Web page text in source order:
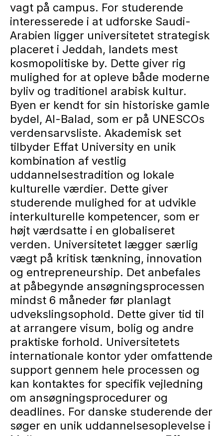
vagt på campus. For studerende
interesserede i at udforske Saudi-
Arabien ligger universitetet strategisk
placeret i Jeddah, landets mest
kosmopolitiske by. Dette giver rig
mulighed for at opleve både moderne
byliv og traditionel arabisk kultur.
Byen er kendt for sin historiske gamle
bydel, Al-Balad, som er på UNESCOs
verdensarvsliste. Akademisk set
tilbyder Effat University en unik
kombination af vestlig
uddannelsestradition og lokale
kulturelle værdier. Dette giver
studerende mulighed for at udvikle
interkulturelle kompetencer, som er
højt værdsatte i en globaliseret
verden. Universitetet lægger særlig
vægt på kritisk tænkning, innovation
og entrepreneurship. Det anbefales
at påbegynde ansøgningsprocessen
mindst 6 måneder før planlagt
udvekslingsophold. Dette giver tid til
at arrangere visum, bolig og andre
praktiske forhold. Universitetets
internationale kontor yder omfattende
support gennem hele processen og
kan kontaktes for specifik vejledning
om ansøgningsprocedurer og
deadlines. For danske studerende der
søger en unik uddannelsesoplevelse i